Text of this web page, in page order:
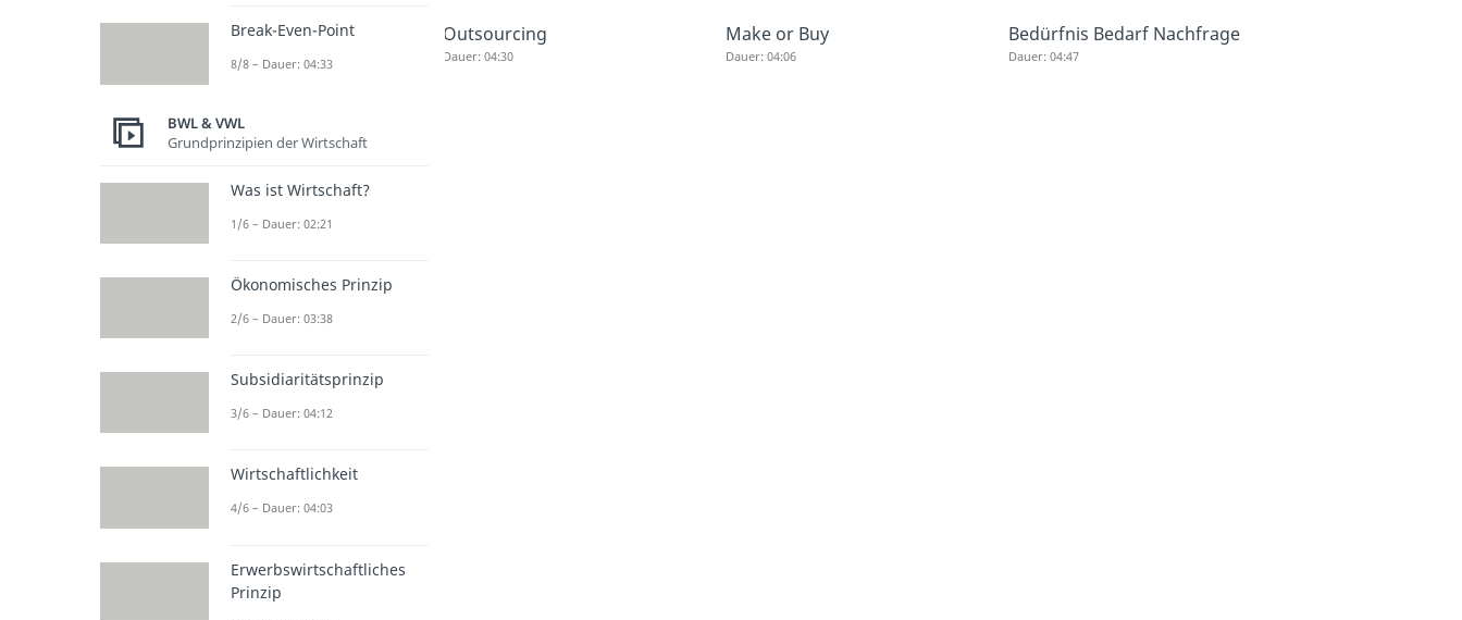
Outsourcing
Dauer: 04:30
Make or Buy
Dauer: 04:06
Bedürfnis Bedarf Nachfrage
Dauer: 04:47
Break-Even-Point
8/8 – Dauer: 04:33
BWL & VWL
Grundprinzipien der Wirtschaft
Was ist Wirtschaft?
1/6 – Dauer: 02:21
Ökonomisches Prinzip
2/6 – Dauer: 03:38
Subsidiaritätsprinzip
3/6 – Dauer: 04:12
Wirtschaftlichkeit
4/6 – Dauer: 04:03
Erwerbswirtschaftliches
Prinzip